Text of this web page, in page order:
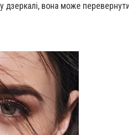
дзеркалі, вона може